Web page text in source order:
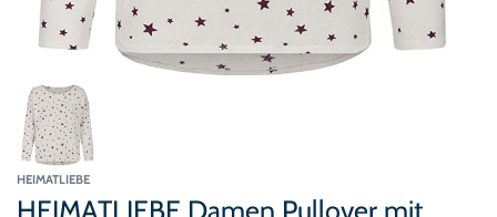
HEIMATLIEBE
HEIMATLIEBE Damen Pullover mit